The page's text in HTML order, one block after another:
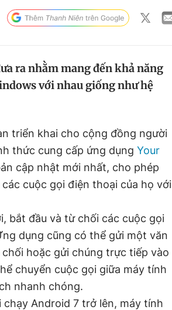
ra nhằm mang đến khả năng
với nhau giống như hệ
triển khai cho cộng đồng người
thức cung cấp ứng dụng Your
cập nhật mới nhất, cho phép
cuộc gọi điện thoại của họ với
bắt đầu và từ chối các cuộc gọi
dụng cũng có thể gửi một văn
hoặc gửi chúng trực tiếp vào
chuyển cuộc gọi giữa máy tính
nhanh chóng.
Android 7 trở lên, máy tính